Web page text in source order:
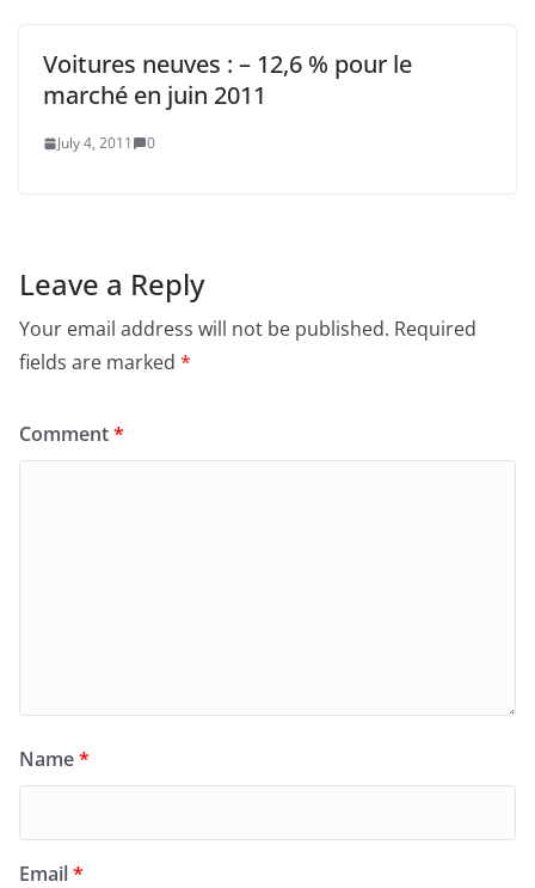
Voitures neuves : – 12,6 % pour le
marché en juin 2011
July 4, 2011 0
Leave a Reply
Your email address will not be published. Required
fields are marked *
Comment*
Name*
Email*